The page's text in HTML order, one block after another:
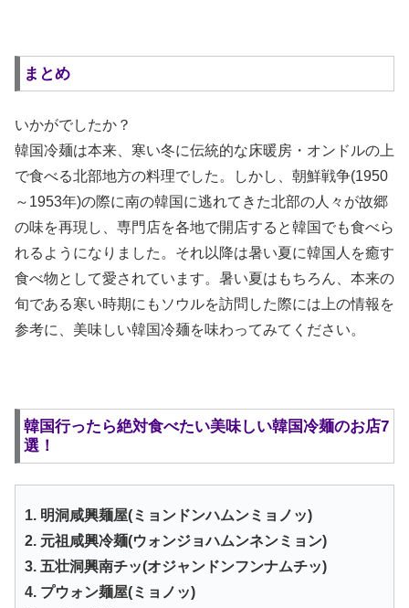
まとめ
いかがでしたか？
韓国冷麺は本来、寒い冬に伝統的な床暖房・オンドルの上
で食べる北部地方の料理でした。しかし、朝鮮戦争(1950
～1953年)の際に南の韓国に逃れてきた北部の人々が故郷
の味を再現し、専門店を各地で開店すると韓国でも食べら
れるようになりました。それ以降は暑い夏に韓国人を癒す
食べ物として愛されています。暑い夏はもちろん、本来の
旬である寒い時期にもソウルを訪問した際には上の情報を
参考に、美味しい韓国冷麺を味わってみてください。
韓国行ったら絶対食べたい美味しい韓国冷麺のお店7
選！
1. 明洞咸興麺屋(ミョンドンハムンミョノッ)
2. 元祖咸興冷麺(ウォンジョハムンネンミョン)
3. 五壮洞興南チッ(オジャンドンフンナムチッ)
4. プウォン麺屋(ミョノッ)